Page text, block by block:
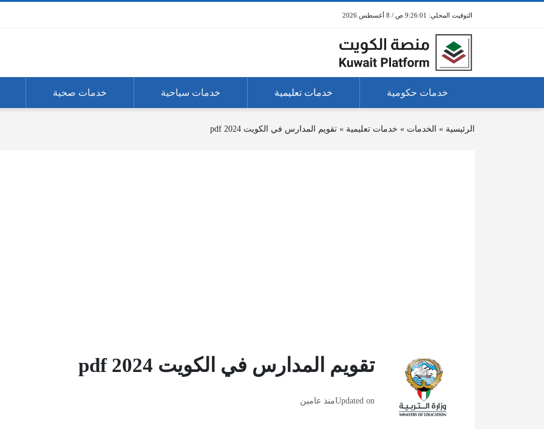
9:26:01 ص / 8 أغسطس 2026
خدمات حكومية خدمات تعليمية خدمات سياحية خدمات صحية
الرئيسية » الخدمات » خدمات تعليمية »تقويم المدارس في الكويت 2024 pdf
تقويم المدارس في الكويت 2024 pdf
Updated onمنذ عامين